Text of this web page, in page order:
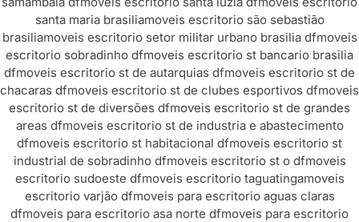
santa maria brasiliamoveis escritorio são sebastião
brasiliamoveis escritorio setor militar urbano brasilia dfmoveis
escritorio sobradinho dfmoveis escritorio st bancario brasilia
dfmoveis escritorio st de autarquias dfmoveis escritorio st de
chacaras dfmoveis escritorio st de clubes esportivos dfmoveis
escritorio st de diversões dfmoveis escritorio st de grandes
areas dfmoveis escritorio st de industria e abastecimento
dfmoveis escritorio st habitacional dfmoveis escritorio st
industrial de sobradinho dfmoveis escritorio st o dfmoveis
escritorio sudoeste dfmoveis escritorio taguatingamoveis
escritorio varjão dfmoveis para escritorio aguas claras
dfmoveis para escritorio asa norte dfmoveis para escritorio